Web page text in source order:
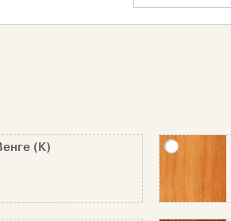
(К)